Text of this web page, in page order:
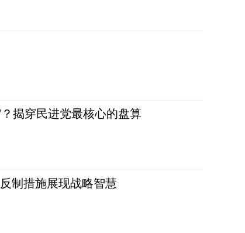
？揭穿民进党最核心的盘算
制措施展现战略智慧